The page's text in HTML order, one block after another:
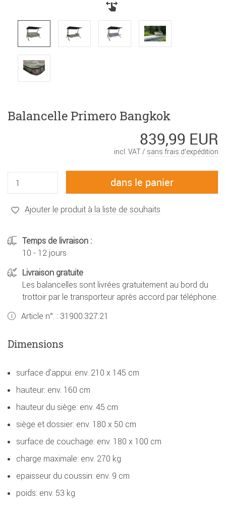
Balancelle Primero Bangkok
839,99 EUR
incl. VAT / sans frais d’expédition
Ajouter le produit à la liste de souhaits
Temps de livraison :
10 - 12 jours
Livraison gratuite
Les balancelles sont livrées gratuitement au bord du
trottoir par le transporteur après accord par téléphone.
Article n°. : 31900.327.21
Dimensions
surface d'appui: env. 210 x 145 cm
hauteur: env. 160 cm
hauteur du siège: env. 45 cm
siège et dossier: env. 180 x 50 cm
surface de couchage: env. 180 x 100 cm
charge maximale: env. 270 kg
epaisseur du coussin: env. 9 cm
poids: env. 53 kg